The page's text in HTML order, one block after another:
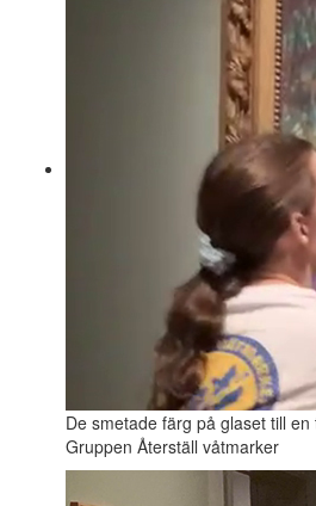
De smetade färg på glaset till
Gruppen Återställ våtmarker